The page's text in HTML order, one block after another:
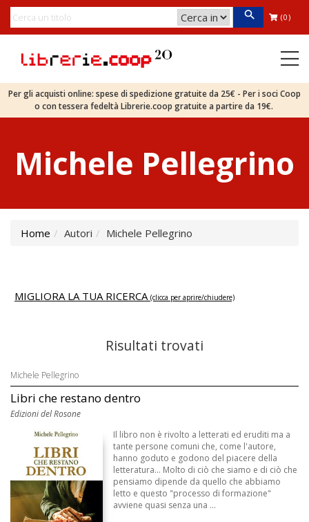
(0)
Per gli acquisti online: spese di spedizione gratuite da 25€ - Per i soci Coop
o con tessera fedeltà Librerie.coop gratuite a partire da 19€.
Michele Pellegrino
Home Autori Michele Pellegrino
MIGLIORA LA TUA RICERCA (clicca per aprire/chiudere)
Risultati trovati
Michele Pellegrino
Libri che restano dentro
Edizioni del Rosone
Il libro non è rivolto a letterati ed eruditi ma a
tante persone comuni che, come l'autore,
hanno goduto e godono del piacere della
letteratura... Molto di ciò che siamo e di ciò che
pensiamo dipende da quello che abbiamo
letto e questo "processo di formazione"
avviene quasi senza una ...